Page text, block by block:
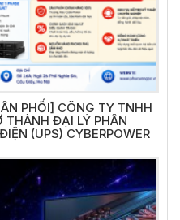
PHỐI] CÔNG TY TNHH
THÀNH ĐẠI LÝ PHÂN
(UPS) CYBERPOWER